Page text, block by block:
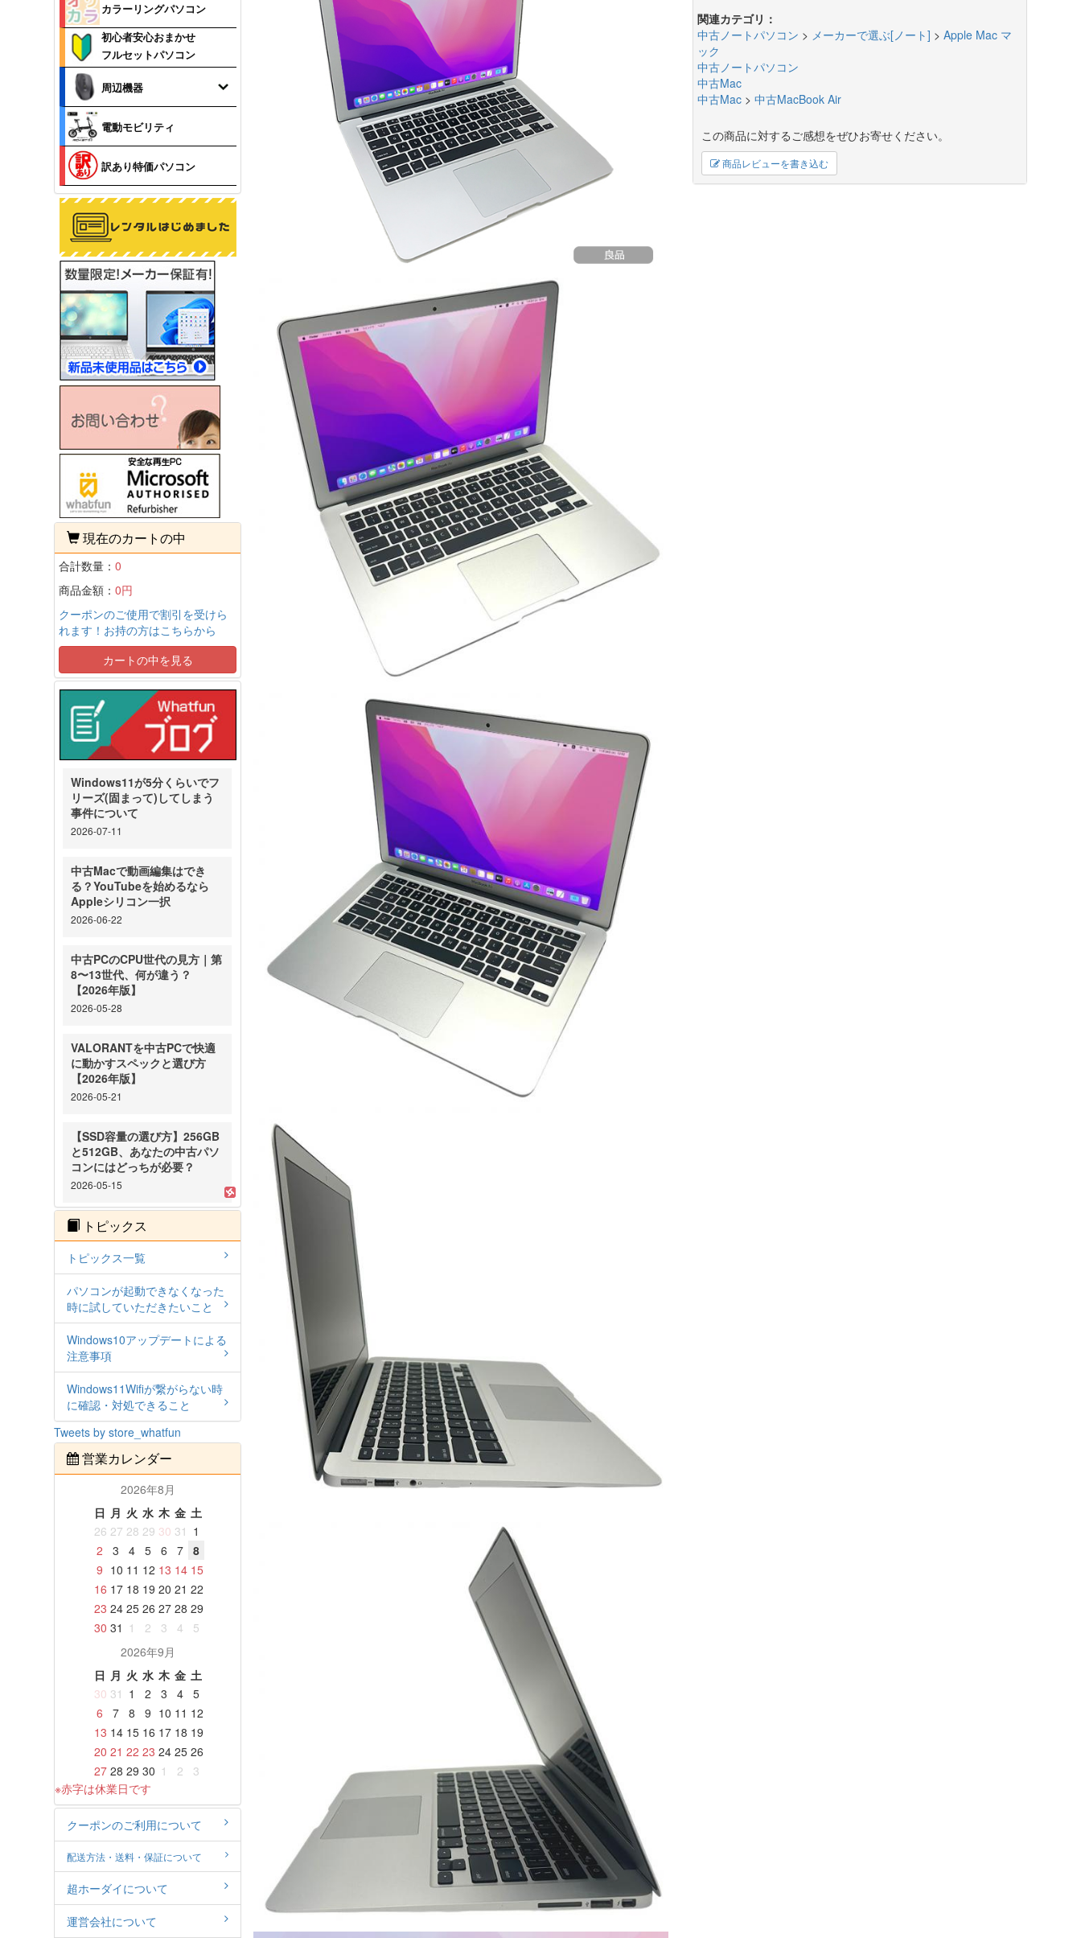
関連カテゴリ：
中古ノートパソコン > メーカーで選ぶ[ノート] > Apple Mac マ
ック
中古ノートパソコン
中古Mac
中古Mac> 中古MacBook Air
この商品に対するご感想をぜひお寄せください。
商品レビューを書き込む
カラーリングパソコン
初心者安心おまかせ
フルセットパソコン
周辺機器
電動モビリティ
訳あり特価パソコン
現在のカートの中
合計数量： 0
商品金額： 0円
クーポンのご使用で割引を受けら
れます！お持の方はこちらから
カートの中を見る
Windows11が5分くらいでフ
リーズ(固まって)してしまう
事件について
2026-07-11
中古Macで動画編集はでき
る？YouTubeを始めるなら
Appleシリコン一択
2026-06-22
中古PCのCPU世代の見方｜第
8〜13世代、何が違う？
【2026年版】
2026-05-28
VALORANTを中古PCで快適
に動かすスペックと選び方
【2026年版】
2026-05-21
【SSD容量の選び方】256GB
と512GB、あなたの中古パソ
コンにはどっちが必要？
2026-05-15
トピックス
トピックス一覧
パソコンが起動できなくなった
時に試していただきたいこと
Windows10アップデートによる
注意事項
Windows11Wifiが繋がらない時
に確認・対処できること
Tweets by store_whatfun
営業カレンダー
2026年8月
日 月 火 水 木 金 土
26 27 28 29 30 31 1
2
3 4 5 6 7
8
9 10 11 12 13 14 15
16 17 18 19 20 21 22
23 24 25 26 27 28 29
30 31 1 2 3 4
5
2026年9月
日 月 火 水 木 金 土
30 31 1 2 3 4
5
6
7 8 9 10 11 12
13 14 15 16 17 18 19
20 21 22 23 24 25 26
27 28 29 30 1 2
3
※赤字は休業日です
クーポンのご利用について
配送方法・送料・保証について
超ホーダイについて
運営会社について